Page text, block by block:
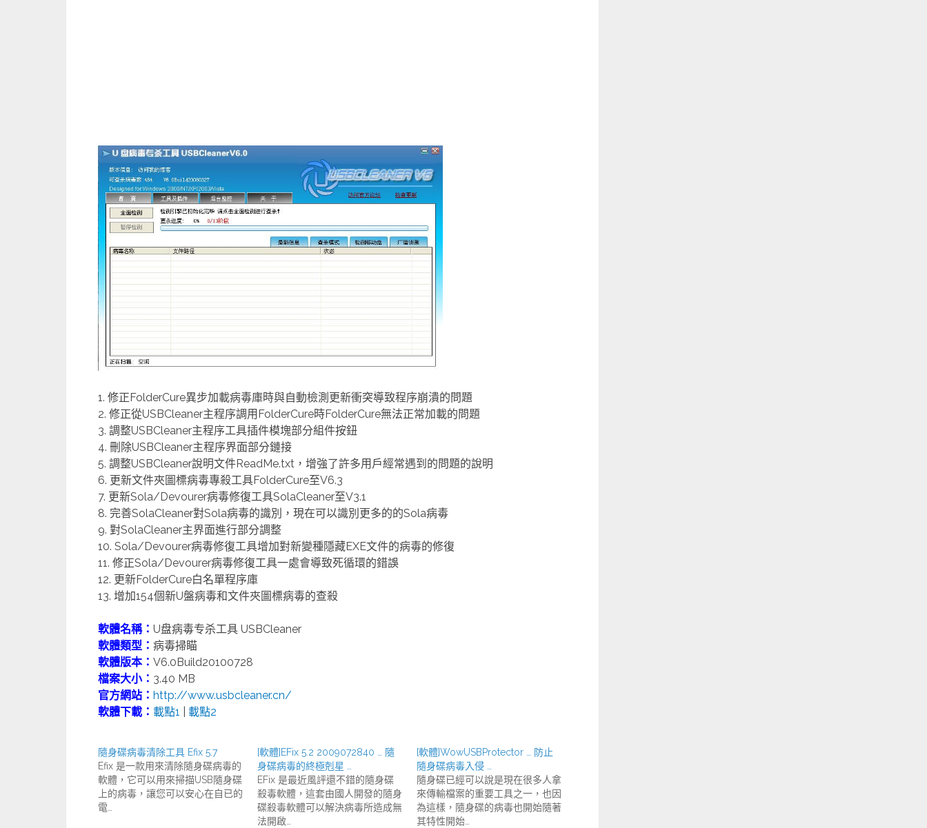
1. 修正FolderCure異步加載病毒庫時與自動檢測更新衝突導致程序崩潰的問題
2. 修正從USBCleaner主程序調用FolderCure時FolderCure無法正常加載的問題
3. 調整USBCleaner主程序工具插件模塊部分組件按鈕
4. 刪除USBCleaner主程序界面部分鏈接
5. 調整USBCleaner說明文件ReadMe.txt，增強了許多用戶經常遇到的問題的說明
6. 更新文件夾圖標病毒專殺工具FolderCure至V6.3
7. 更新Sola/Devourer病毒修復工具SolaCleaner至V3.1
8. 完善SolaCleaner對Sola病毒的識別，現在可以識別更多的的Sola病毒
9. 對SolaCleaner主界面進行部分調整
10. Sola/Devourer病毒修復工具增加對新變種隱藏EXE文件的病毒的修復
11. 修正Sola/Devourer病毒修復工具一處會導致死循環的錯誤
12. 更新FolderCure白名單程序庫
13. 增加154個新U盤病毒和文件夾圖標病毒的查殺
軟體名稱： U盘病毒专杀工具 USBCleaner
軟體類型： 病毒掃瞄
軟體版本： V6.0Build20100728
檔案大小： 3.40 MB
官方網站： http://www.usbcleaner.cn/
軟體下載： 載點1 載點2
隨身碟病毒清除工具 Efix 5.7
Efix 是一款用來清除隨身碟病毒的
軟體，它可以用來掃描USB隨身碟
上的病毒，讓您可以安心在自已的
電…
[軟體]EFix 5.2 2009072840 … 隨
身碟病毒的終極剋星 …
EFix 是最近風評還不錯的隨身碟
殺毒軟體，這套由國人開發的隨身
碟殺毒軟體可以解決病毒所造成無
法開啟…
[軟體]WowUSBProtector … 防止
隨身碟病毒入侵 …
隨身碟已經可以說是現在很多人拿
來傳輸檔案的重要工具之一，也因
為這樣，隨身碟的病毒也開始隨著
其特性開始…